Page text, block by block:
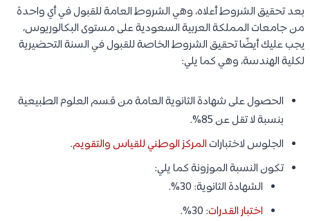
بعد تحقيق الشروط أعلاه، وهي الشروط العامة للقبول في أي واحدة
من جامعات المملكة العربية السعودية على مستوى البكالوريوس،
يجب عليك أيضًا تحقيق الشروط الخاصة للقبول في السنة التحضيرية
لكلية الهندسة، وهي كما يلي:
الحصول على شهادة الثانوية العامة من قسم العلوم الطبيعية
بنسبة لا تقل عن 85%.
الجلوس لاختباراتالمركز الوطني للقياس والتقويم.
تكون النسبة الموزونة كما يلي:
الشهادة الثانوية: 30%.
اختبار القدرات: 30%.